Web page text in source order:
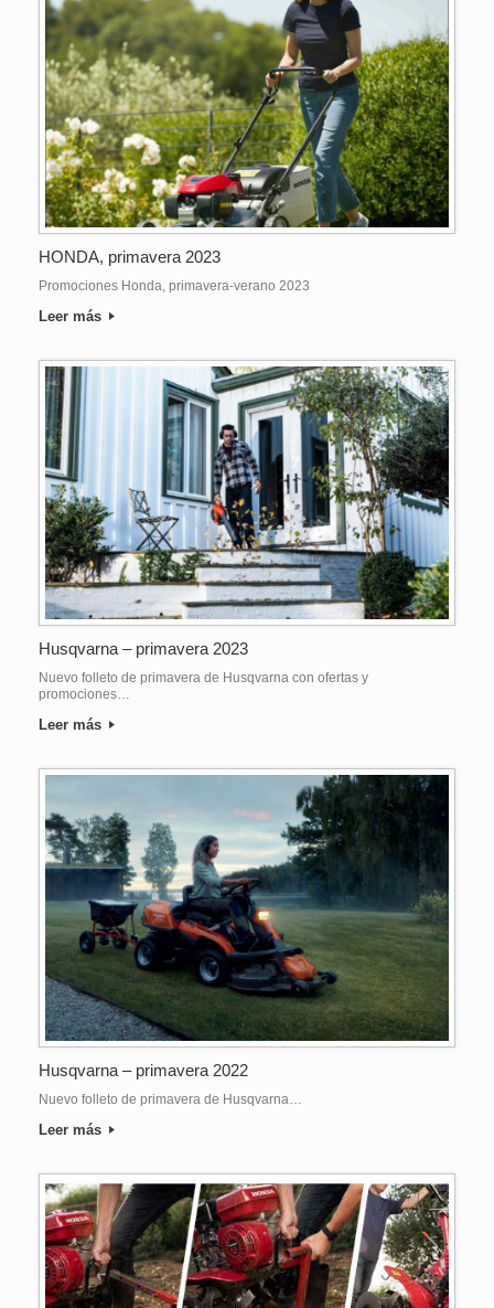
HONDA, primavera 2023
Promociones Honda, primavera-verano 2023
Leer más
Husqvarna – primavera 2023
Nuevo folleto de primavera de Husqvarna con ofertas y
promociones…
Leer más
Husqvarna – primavera 2022
Nuevo folleto de primavera de Husqvarna…
Leer más